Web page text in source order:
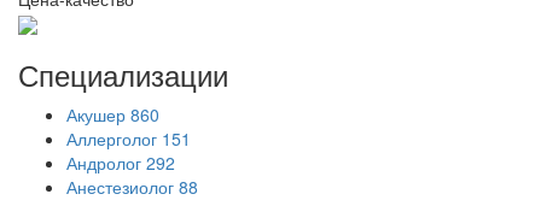
Специализации
Акушер 860
Аллерголог 151
Андролог 292
Анестезиолог 88